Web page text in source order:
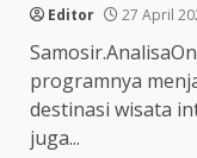
Editor 27 April
programnya
destinasi wisata
juga...